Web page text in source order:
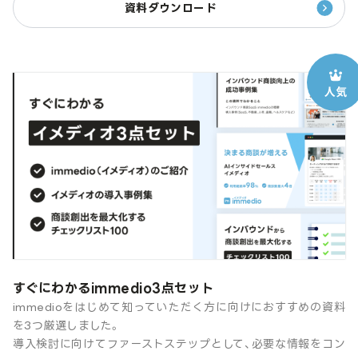
資料ダウンロード
すぐにわかるimmedio3点セット
immedioをはじめて知っていただく方に向けにおすすめの資料
を3つ厳選しました。
導入検討に向けてファーストステップとして、必要な情報をコン